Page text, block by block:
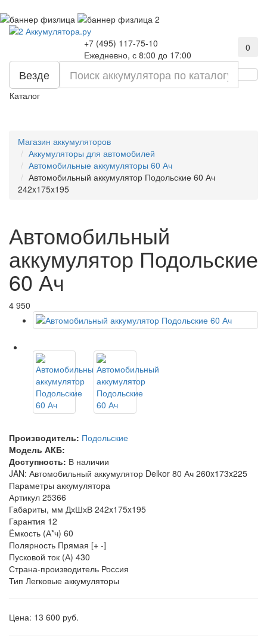
+7 (495) 117-75-10
Ежедневно, с 8:00 до 17:00
0
Везде
Каталог
Магазин аккумуляторов
Аккумуляторы для автомобилей
Автомобильные аккумуляторы 60 Ач
Автомобильный аккумулятор Подольские 60 Ач
242x175x195
Автомобильный
аккумулятор Подольские
60 Ач
4 950
Производитель: Подольские
Модель АКБ:
Доступность: В наличии
JAN: Автомобильный аккумулятор Delkor 80 Ач 260x173x225
Параметры аккумулятора
Артикул 25366
Габариты, мм ДхШхВ 242x175x195
Гарантия 12
Ёмкость (А*ч) 60
Полярность Прямая [+ -]
Пусковой ток (А) 430
Страна-производитель Россия
Тип Легковые аккумуляторы
Цена: 13 600 руб.